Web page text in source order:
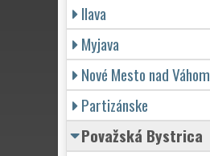
Ilava
Myjava
Nové Mesto nad Váhom
Partizánske
Považská Bystrica